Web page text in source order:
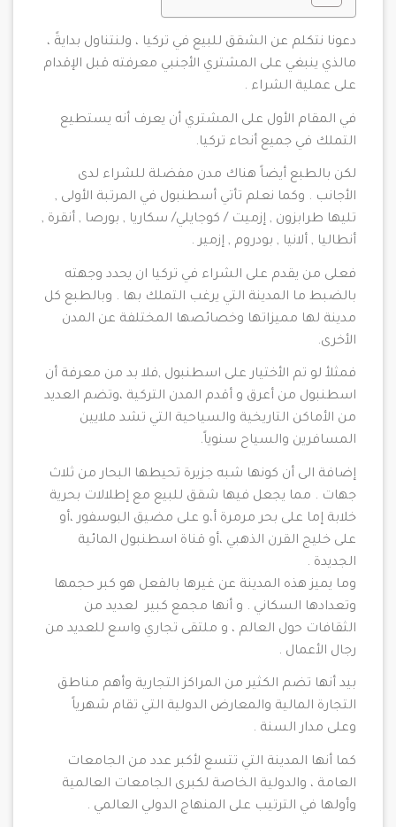
دعونا نتكلم عن الشقق للبيع في تركيا ، ولنتناول بدايةً ،
مالذي ينبغي على المشتري الأجنبي معرفته قبل الإقدام
على عملية الشراء .
في المقام الأول على المشتري أن يعرف أنه يستطيع
التملك في جميع أنحاء تركيا.
لكن بالطبع أيضاً هناك مدن مفضلة للشراء لدى
الأجانب . وكما نعلم تأتي أسطنبول في المرتبة الأولى ,
تليها طرابزون , إزميت / كوجايلي/ سكاريا , بورصا , أنقرة ,
أنطاليا , ألانيا , بودروم , إزمير .
فعلى من يقدم على الشراء في تركيا ان يحدد وجهته
بالضبط ما المدينة التي يرغب التملك بها . وبالطبع كل
مدينة لها مميزاتها وخصائصها المختلفة عن المدن
الأخرى.
فمثلأ لو تم الأختيار على اسطنبول ,فلا بد من معرفة أن
اسطنبول من أعرق و أقدم المدن التركية ،وتضم العديد
من الأماكن التاريخية والسياحية التي تشد ملايين
المسافرين والسياح سنوياً.
إضافة الى أن كونها شبه جزيرة تحيطها البحار من ثلاث
جهات . مما يجعل فيها شقق للبيع مع إطلالات بحرية
خلابة إما على بحر مرمرة أ،و على مضيق البوسفور ،أو
على خليج القرن الذهبي ،أو قناة اسطنبول المائية
الجديدة .
وما يميز هذه المدينة عن غيرها بالفعل هو كبر حجمها
وتعدادها السكاني . و أنها مجمع كبير لعديد من
الثقافات حول العالم ، و ملتقى تجاري واسع للعديد من
رجال الأعمال .
بيد أنها تضم الكثير من المراكز التجارية وأهم مناطق
التجارة المالية والمعارض الدولية التي تقام شهرياً
وعلى مدار السنة .
كما أنها المدينة التي تتسع لأكبر عدد من الجامعات
العامة ، والدولية الخاصة لكبرى الجامعات العالمية
وأولها في الترتيب على المنهاج الدولي العالمي .